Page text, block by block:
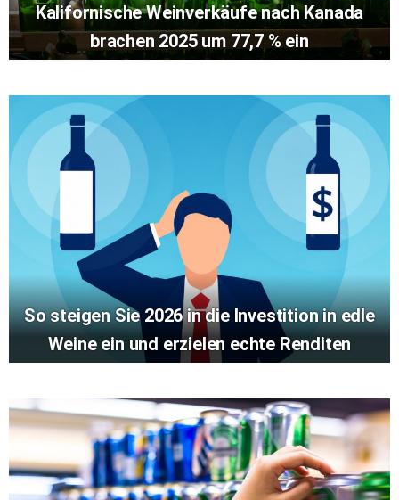
Kalifornische Weinverkäufe nach Kanada
brachen 2025 um 77,7 % ein
So steigen Sie 2026 in die Investition in edle
Weine ein und erzielen echte Renditen